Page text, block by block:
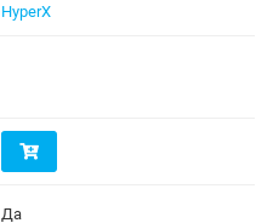
HyperX
Да